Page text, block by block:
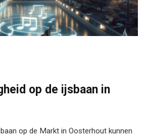
op de ijsbaan in
op de Markt in Oosterhout kunnen